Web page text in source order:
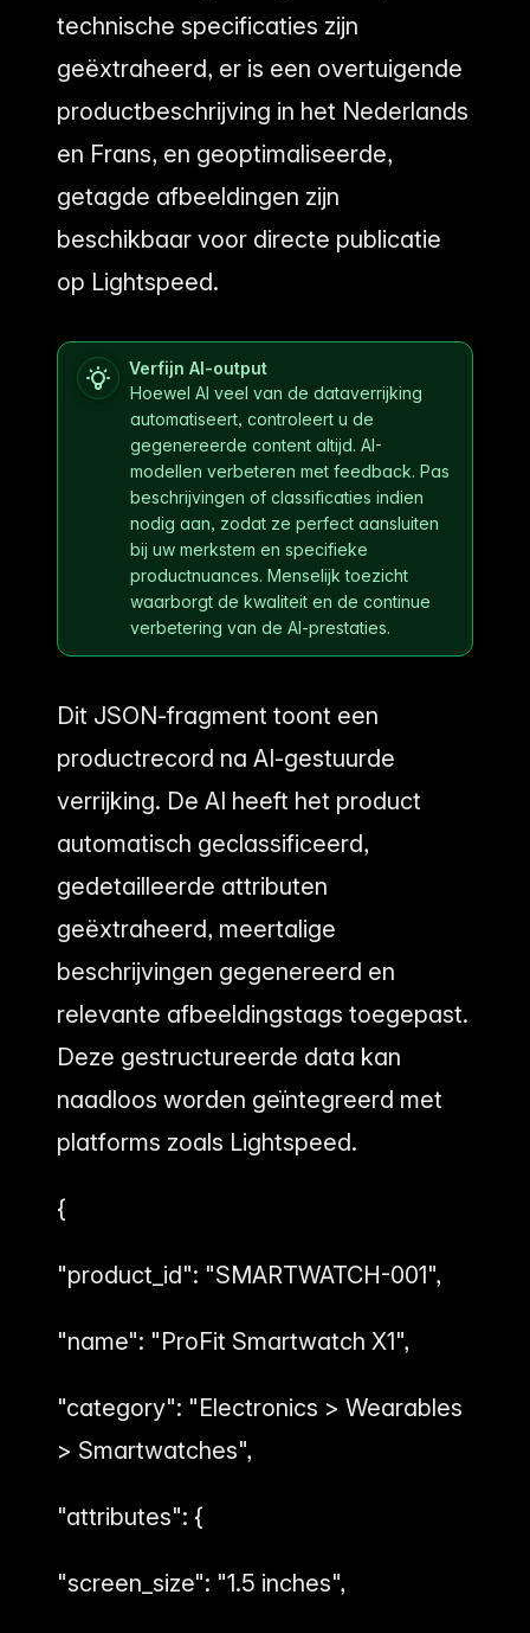
technische specificaties zijn
geëxtraheerd, er is een overtuigende
productbeschrijving in het Nederlands
en Frans, en geoptimaliseerde,
getagde afbeeldingen zijn
beschikbaar voor directe publicatie
op Lightspeed.
Verfijn AI-output
Hoewel AI veel van de dataverrijking
automatiseert, controleert u de
gegenereerde content altijd. AI-
modellen verbeteren met feedback. Pas
beschrijvingen of classificaties indien
nodig aan, zodat ze perfect aansluiten
bij uw merkstem en specifieke
productnuances. Menselijk toezicht
waarborgt de kwaliteit en de continue
verbetering van de AI-prestaties.
Dit JSON-fragment toont een
productrecord na AI-gestuurde
verrijking. De AI heeft het product
automatisch geclassificeerd,
gedetailleerde attributen
geëxtraheerd, meertalige
beschrijvingen gegenereerd en
relevante afbeeldingstags toegepast.
Deze gestructureerde data kan
naadloos worden geïntegreerd met
platforms zoals Lightspeed.
{
"product_id": "SMARTWATCH-001",
"name": "ProFit Smartwatch X1",
"category": "Electronics > Wearables
> Smartwatches",
"attributes": {
"screen_size": "1.5 inches",